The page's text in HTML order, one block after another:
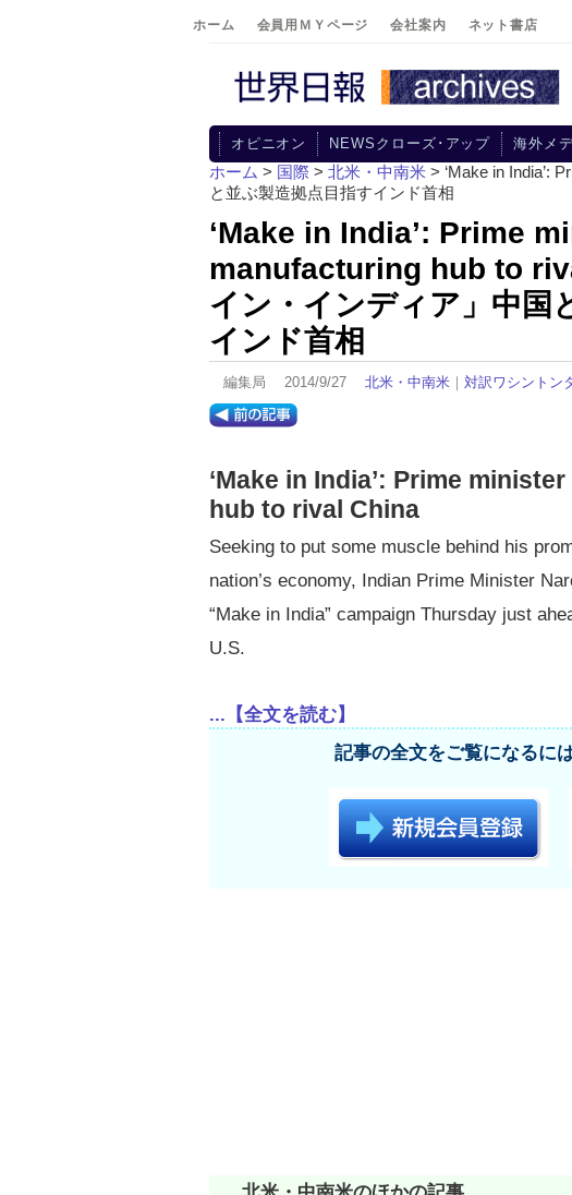
ホーム 会員用ＭＹページ 会社案内 ネット書店
オピニオン NEWSクローズ･アップ 海外メ
ホーム > 国際 > 北米・中南米 > ‘Make in India’:
と並ぶ製造拠点目指すインド首相
‘Make in India’: Prime
manufacturing hub to
イン・インディア」中国
インド首相
編集局 2014/9/27 北米・中南米 ｜ 対訳ワシントン
‘Make in India’: Prime
hub to rival China
Seeking to put some muscle behind his
nation’s economy, Indian Prime Minister
“Make in India” campaign Thursday just
U.S.
...【全文を読む】
記事の全文をご覧になるに